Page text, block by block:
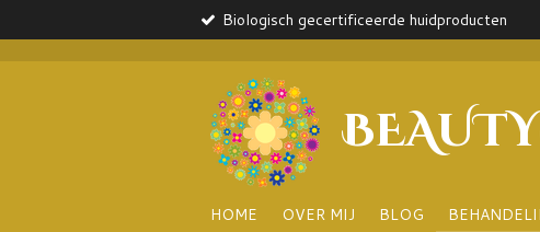
Biologisch gecertificeerde huidproducten
HOME OVER MIJ BLOG